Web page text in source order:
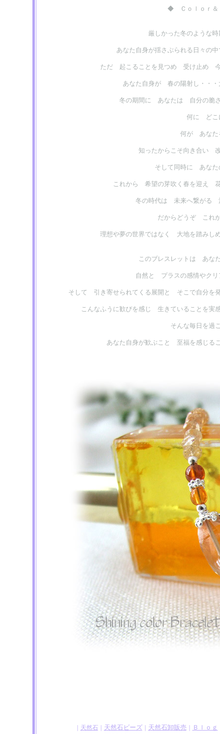
◆ Ｃｏｌｏｒ＆
厳しかった冬のような
あなた自身が揺さぶられる日々の
ただ 起こることを見つめ 受け止め 今
あなた自身が 春の陽射し・・
冬の期間に あなたは 自分の脆
何に どこ
何が あなた
知ったからこそ向き合い
そして同時に あな
これから 希望の芽吹く春を迎え
冬の時代は 未来へ繋がる
だからどうぞ これ
理想や夢の世界ではなく 大地を踏み
このブレスレットは あな
自然と プラスの感情やク
そして 引き寄せられてくる展開と そこで自分を
こんなふうに歓びを感じ 生きていることを実
そんな毎日を過
あなた自身が歓ぶこと 至福を感じ
天然石｜ 天然石ビーズ 天然石卸販売 Ｂｌｏｇ